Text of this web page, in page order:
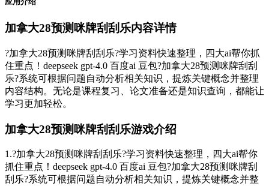
加拿大28预测咪牌刮刮乐内容详情
?加拿大28预测咪牌刮刮乐?学习资料快速整理，四大ai帮你抓
住重点！deepseek gpt-4.0 百度ai 豆包?加拿大28预测咪牌刮刮
乐?系统可根据问题自动分析相关知识，提炼关键概念并整理
内容结构。无论是课程复习、论文准备还是知识查询，都能让
学习更加轻松。
加拿大28预测咪牌刮刮乐游戏介绍
1.?加拿大28预测咪牌刮刮乐?学习资料快速整理，四大ai帮你
抓住重点！deepseek gpt-4.0 百度ai 豆包?加拿大28预测咪牌刮
刮乐?系统可根据问题自动分析相关知识，提炼关键概念并整